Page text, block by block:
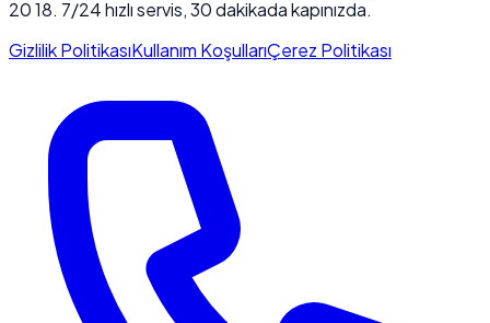
20 18. 7/24 hızlı servis, 30 dakikada kapınızda.
Gizlilik PolitikasıKullanım KoşullarıÇerez Politikası